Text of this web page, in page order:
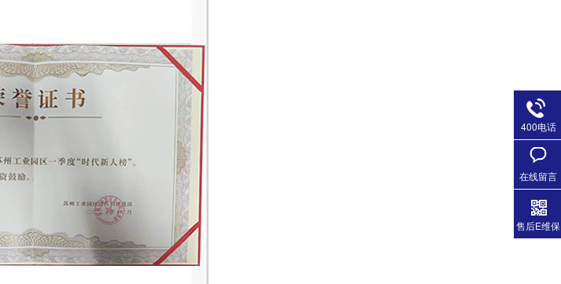
400电话
在线留言
售后E维保